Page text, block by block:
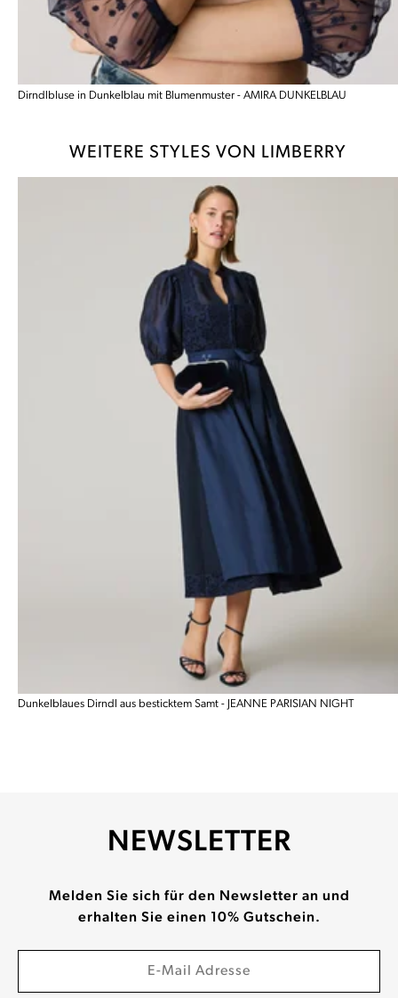
Dirndlbluse in Dunkelblau mit Blumenmuster - AMIRA DUNKELBLAU
WEITERE STYLES VON LIMBERRY
Dunkelblaues Dirndl aus besticktem Samt - JEANNE PARISIAN NIGHT
NEWSLETTER
Melden Sie sich für den Newsletter an und
erhalten Sie einen 10% Gutschein.